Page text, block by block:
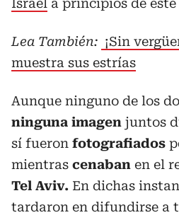
Israel a principios de
Lea También: ¡Sin
muestra sus estrías
Aunque ninguno de los
ninguna imagen juntos
sí fueron fotografiados
mientras cenaban en el
Tel Aviv. En dichas
tardaron en difundirse a